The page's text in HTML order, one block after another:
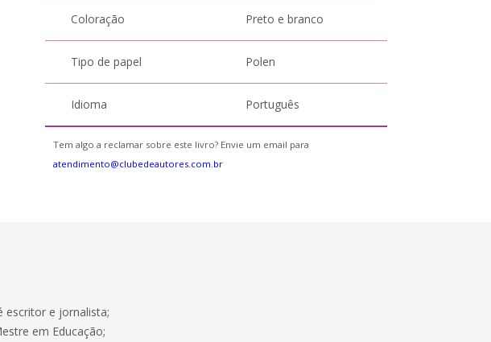
Coloração Preto e branco
Tipo de papel Polen
Idioma Português
Tem algo a reclamar sobre este livro? Envie um email para
atendimento@clubedeautores.com.br
escritor e jornalista;
em Educação;